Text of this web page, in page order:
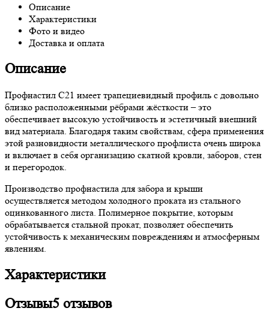
Описание
Характеристики
Фото и видео
Доставка и оплата
Описание
Профнастил С21 имеет трапециевидный профиль с довольно
близко расположенными рёбрами жёсткости – это
обеспечивает высокую устойчивость и эстетичный внешний
вид материала. Благодаря таким свойствам, сфера применения
этой разновидности металлического профлиста очень широка
и включает в себя организацию скатной кровли, заборов, стен
и перегородок.
Производство профнастила для забора и крыши
осуществляется методом холодного проката из стального
оцинкованного листа. Полимерное покрытие, которым
обрабатывается стальной прокат, позволяет обеспечить
устойчивость к механическим повреждениям и атмосферным
явлениям.
Характеристики
Отзывы5 отзывов